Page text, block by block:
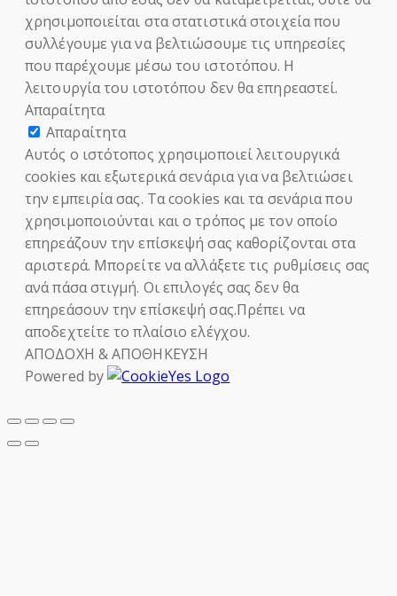
χρησιμοποιείται στα στατιστικά στοιχεία που
συλλέγουμε για να βελτιώσουμε τις υπηρεσίες
που παρέχουμε μέσω του ιστοτόπου. Η
λειτουργία του ιστοτόπου δεν θα επηρεαστεί.
Απαραίτητα
Απαραίτητα
Αυτός ο ιστότοπος χρησιμοποιεί λειτουργικά
cookies και εξωτερικά σενάρια για να βελτιώσει
την εμπειρία σας. Τα cookies και τα σενάρια που
χρησιμοποιούνται και ο τρόπος με τον οποίο
επηρεάζουν την επίσκεψή σας καθορίζονται στα
αριστερά. Μπορείτε να αλλάξετε τις ρυθμίσεις σας
ανά πάσα στιγμή. Οι επιλογές σας δεν θα
επηρεάσουν την επίσκεψή σας.Πρέπει να
αποδεχτείτε το πλαίσιο ελέγχου.
ΑΠΟΔΟΧΗ & ΑΠΟΘΗΚΕΥΣΗ
Powered by